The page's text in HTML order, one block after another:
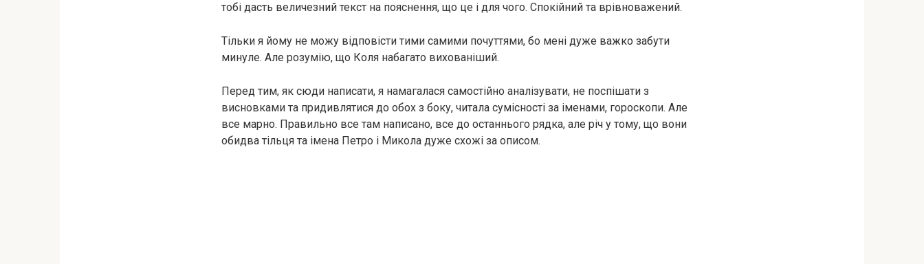
тобі дасть величезний текст на пояснення, що це і для чого. Спокійний та врівноважений.
Тільки я йому не можу відповісти тими самими почуттями, бо мені дуже важко забути
минуле. Але розумію, що Коля набагато вихованіший.
Перед тим, як сюди написати, я намагалася самостійно аналізувати, не поспішати з
висновками та придивлятися до обох з боку, читала сумісності за іменами, гороскопи. Але
все марно. Правильно все там написано, все до останнього рядка, але річ у тому, що вони
обидва тільця та імена Петро і Микола дуже схожі за описом.